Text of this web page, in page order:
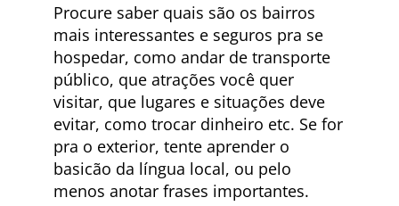
Procure saber quais são os bairros
mais interessantes e seguros pra se
hospedar, como andar de transporte
público, que atrações você quer
visitar, que lugares e situações deve
evitar, como trocar dinheiro etc. Se for
pra o exterior, tente aprender o
basicão da língua local, ou pelo
menos anotar frases importantes.